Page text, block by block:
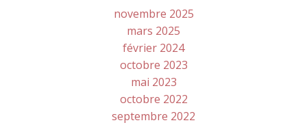
novembre 2025
mars 2025
février 2024
octobre 2023
mai 2023
octobre 2022
septembre 2022